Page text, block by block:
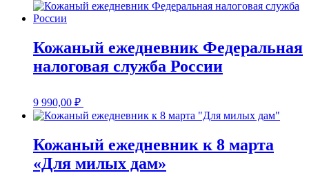
Кожаный ежедневник Федеральная
налоговая служба России
9 990,00 ₽
Кожаный ежедневник к 8 марта
«Для милых дам»